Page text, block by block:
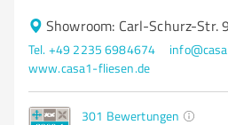
Showroom: Carl-Schurz-
Tel. +49 2235 6984674
www.casa1-fliesen.de
301 Bewertungen